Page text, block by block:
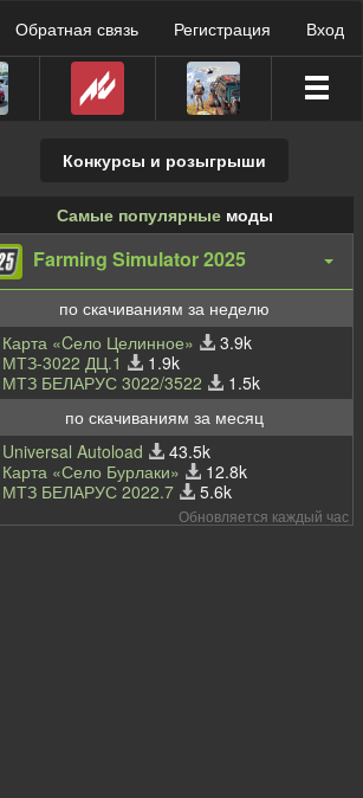
Обратная связь Регистрация Вход
Конкурсы и розыгрыши
Самые популярныемоды
Farming Simulator 2025
по скачиваниям за неделю
Карта «Cело Целинное»
3.9k
МТЗ-3022 ДЦ.1
1.9k
МТЗ БЕЛАРУС 3022/3522
1.5k
по скачиваниям за месяц
Universal Autoload
43.5k
Карта «Село Бурлаки»
12.8k
МТЗ БЕЛАРУС 2022.7 5.6k
Обновляется каждый час